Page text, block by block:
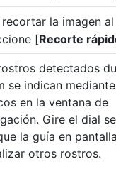
recortar la imagen
[Recorte
detectados
se indican
en la ventana de
Gire el dial
la guía en
otros rostros.